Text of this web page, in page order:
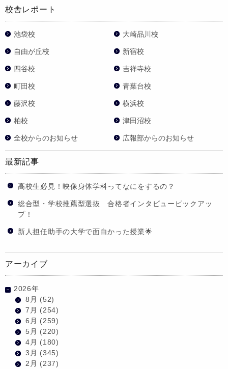
校舎レポート
池袋校 大崎品川校
自由が丘校 新宿校
四谷校 吉祥寺校
町田校 青葉台校
藤沢校 横浜校
柏校 津田沼校
全校からのお知らせ 広報部からのお知らせ
最新記事
高校生必見！映像身体学科ってなにをするの？
総合型・学校推薦型選抜 合格者インタビューピックアッ
プ！
新人担任助手の大学で面白かった授業🌟
アーカイブ
2026年
8月 (52)
7月 (254)
6月 (259)
5月 (220)
4月 (180)
3月 (345)
2月 (237)